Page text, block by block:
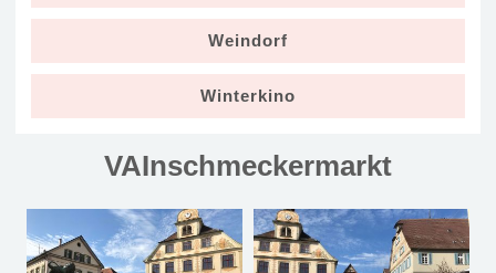
Weindorf
Winterkino
VAInschmeckermarkt